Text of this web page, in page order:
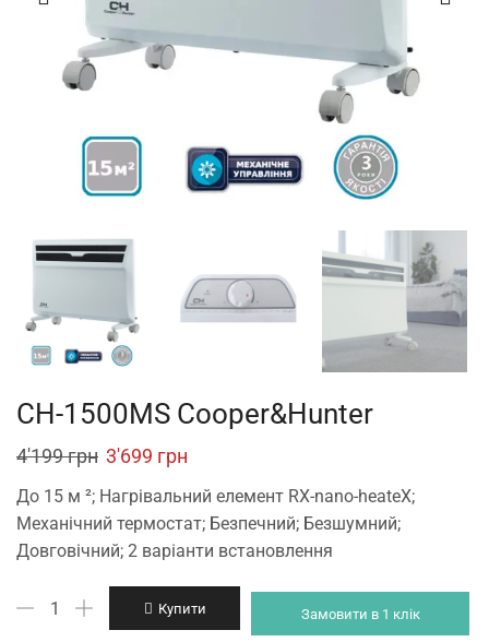
CH-1500MS Cooper&Hunter
4'199грн Original
price
was:
4'199 грн.
3'699 грн
price
is:
3'699 грн.
До 15 м ²; Нагрівальний елемент RX-nano-heateX;
Механічний термостат; Безпечний; Безшумний;
Довговічний; 2 варіанти встановлення
Купити Замовити в 1 клік